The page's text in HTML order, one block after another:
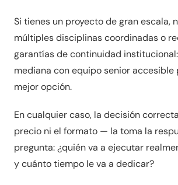
Si tienes un proyecto de gran escala,
múltiples disciplinas coordinadas o
garantías de continuidad
mediana con equipo senior accesible
mejor opción.
En cualquier caso, la decisión
precio ni el formato — la toma la
pregunta: ¿quién va a ejecutar
y cuánto tiempo le va a dedicar?